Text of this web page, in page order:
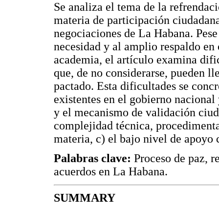
Se analiza el tema de la
materia de participación
negociaciones de La Habana.
necesidad y al amplio respaldo
academia, el artículo examina
que, de no considerarse, pueden
pactado. Esta dificultades se
existentes en el gobierno
y el mecanismo de validación
complejidad técnica,
materia, c) el bajo nivel de apoyo
Palabras clave: Proceso de paz,
acuerdos en La Habana.
SUMMARY